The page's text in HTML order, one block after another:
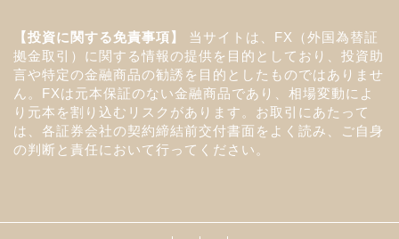
【投資に関する免責事項】
当サイトは、FX（外国為替証
拠金取引）に関する情報の提供を目的としており、投資助
言や特定の金融商品の勧誘を目的としたものではありませ
ん。FXは元本保証のない金融商品であり、相場変動によ
り元本を割り込むリスクがあります。お取引にあたって
は、各証券会社の契約締結前交付書面をよく読み、ご自身
の判断と責任において行ってください。